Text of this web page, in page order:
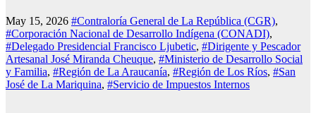
May 15, 2026 #Contraloría General de La República (CGR),
#Corporación Nacional de Desarrollo Indígena (CONADI),
#Delegado Presidencial Francisco Ljubetic, #Dirigente y Pescador
Artesanal José Miranda Cheuque, #Ministerio de Desarrollo Social
y Familia, #Región de La Araucanía, #Región de Los Ríos, #San
José de La Mariquina, #Servicio de Impuestos Internos